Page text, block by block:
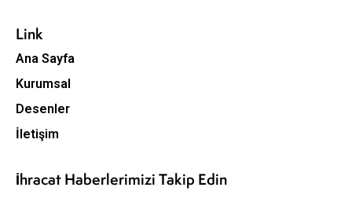
Link
Ana Sayfa
Kurumsal
Desenler
İletişim
İhracat Haberlerimizi Takip Edin